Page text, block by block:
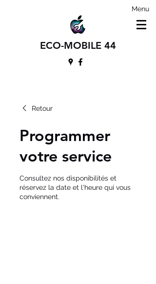
Menu
ECO-MOBILE 44
Retour
Programmer
votre service
Consultez nos disponibilités et
réservez la date et l'heure qui vous
conviennent.